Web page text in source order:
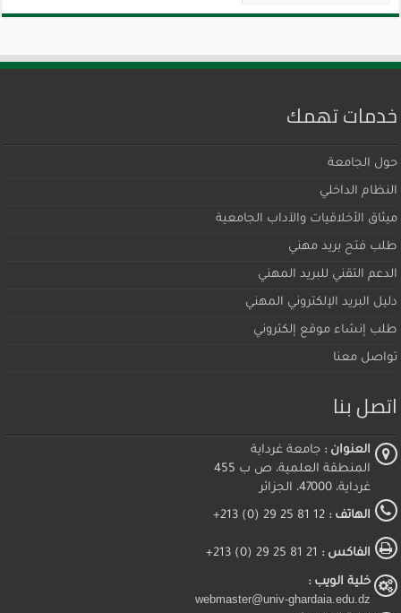
خدمات تهمك
حول الجامعة
النظام الداخلي
ميثاق اﻷخلاقيات والآداب الجامعية
طلب فتح بريد مهني
الدعم التقني للبريد المهني
دليل البريد الإلكتروني المهني
طلب إنشاء موقع إلكتروني
تواصل معنا
اتصل بنا
العنوان : جامعة غرداية
المنطقة العلمية، ص ب 455
غرداية، 47000، الجزائر
الهاتف : 12 81 25 29 (0) 213+
الفاكس :
خلية الويب :
webmaster@univ-ghardaia.edu.dz